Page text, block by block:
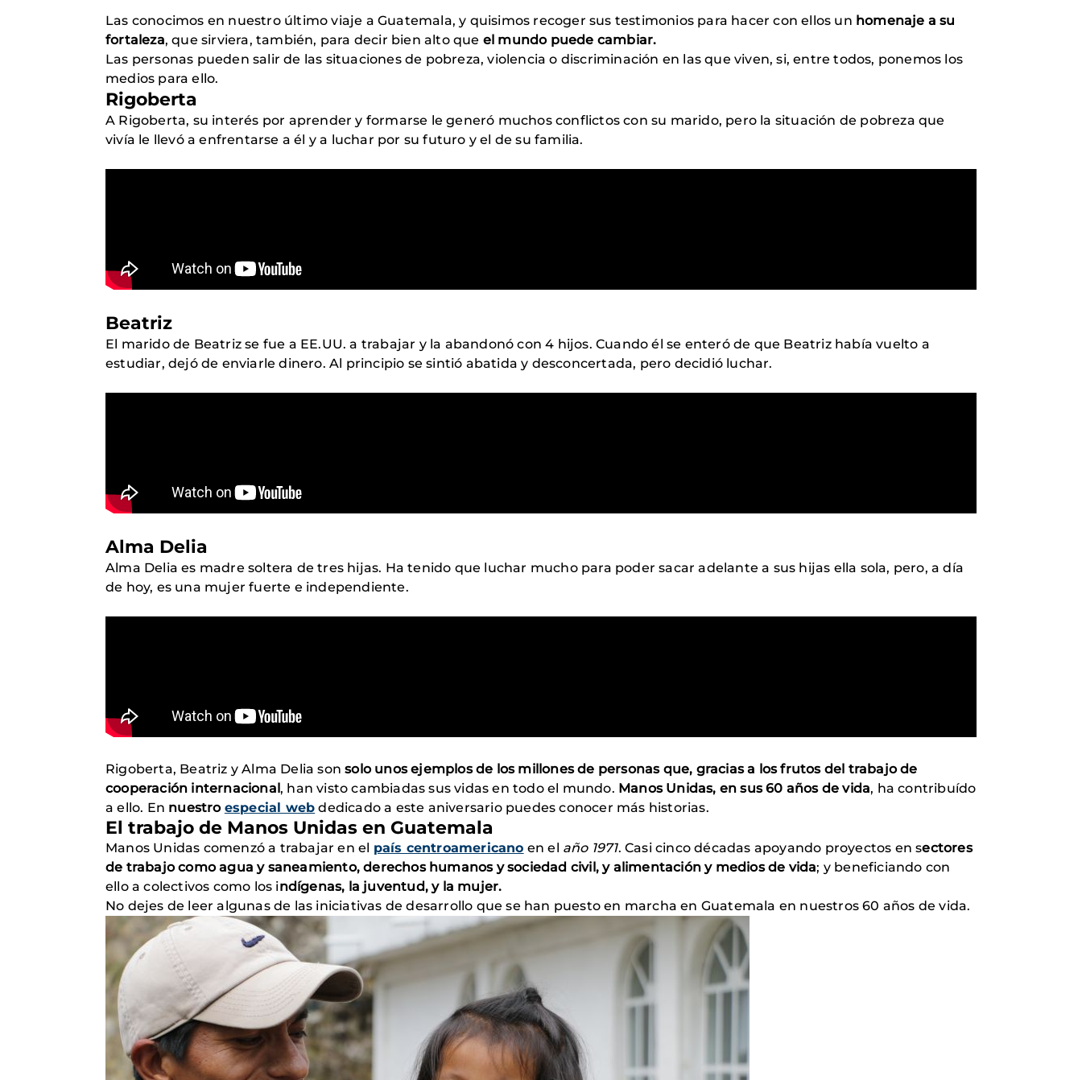
Las conocimos en nuestro último viaje a Guatemala, y quisimos recoger sus testimonios para hacer con ellos un homenaje a su
fortaleza, que sirviera, también, para decir bien alto que el mundo puede cambiar.
Las personas pueden salir de las situaciones de pobreza, violencia o discriminación en las que viven, si, entre todos, ponemos los
medios para ello.
Rigoberta
A Rigoberta, su interés por aprender y formarse le generó muchos conflictos con su marido, pero la situación de pobreza que
vivía le llevó a enfrentarse a él y a luchar por su futuro y el de su familia.
Beatriz
El marido de Beatriz se fue a EE.UU. a trabajar y la abandonó con 4 hijos. Cuando él se enteró de que Beatriz había vuelto a
estudiar, dejó de enviarle dinero. Al principio se sintió abatida y desconcertada, pero decidió luchar.
Alma Delia
Alma Delia es madre soltera de tres hijas. Ha tenido que luchar mucho para poder sacar adelante a sus hijas ella sola, pero, a día
de hoy, es una mujer fuerte e independiente.
Rigoberta, Beatriz y Alma Delia sonsolo unos ejemplos de los millones de personas que, gracias a los frutos del trabajo de
cooperación internacional, han visto cambiadas sus vidas en todo el mundo. Manos Unidas, en sus 60 años de vida, ha contribuído
a ello. En nuestro especial web dedicado a este aniversario puedes conocer más historias.
El trabajo de Manos Unidas en Guatemala
Manos Unidas comenzó a trabajar en el país centroamericano en el año 1971. Casi cinco décadas apoyando proyectos en sectores
de trabajo como agua y saneamiento, derechos humanos y sociedad civil, y alimentación y medios de vida; y beneficiando con
ello a colectivos como los indígenas, la juventud, y la mujer.
No dejes de leer algunas de las iniciativas de desarrollo que se han puesto en marcha en Guatemala en nuestros 60 años de vida.